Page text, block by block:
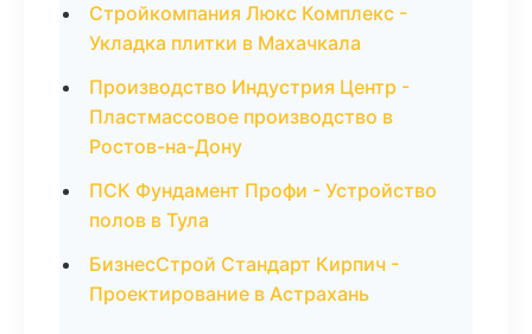
Стройкомпания Люкс Комплекс -
Укладка плитки в Махачкала
Производство Индустрия Центр -
Пластмассовое производство в
Ростов-на-Дону
ПСК Фундамент Профи - Устройство
полов в Тула
БизнесСтрой Стандарт Кирпич -
Проектирование в Астрахань